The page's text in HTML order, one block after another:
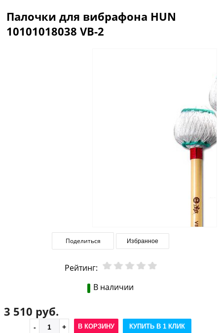
Палочки для вибрафона HUN
10101018038 VB-2
Поделиться Избранное
Рейтинг:
В наличии
3 510 руб.
В КОРЗИНУ КУПИТЬ В 1 КЛИК